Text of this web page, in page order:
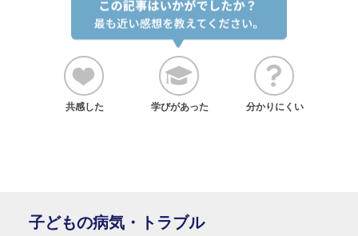
共感した 学びがあった 分かりにくい
子どもの病気・トラブル